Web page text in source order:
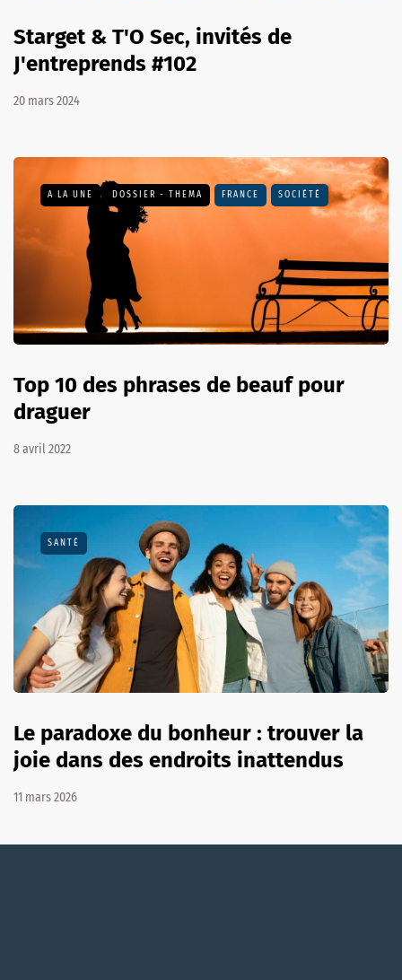
Starget & T'O Sec, invités de
J'entreprends #102
20 mars 2024
A LA UNE DOSSIER - THEMA FRANCE SOCIÉTÉ
Top 10 des phrases de beauf pour
draguer
8 avril 2022
SANTÉ
Le paradoxe du bonheur : trouver la
joie dans des endroits inattendus
11 mars 2026